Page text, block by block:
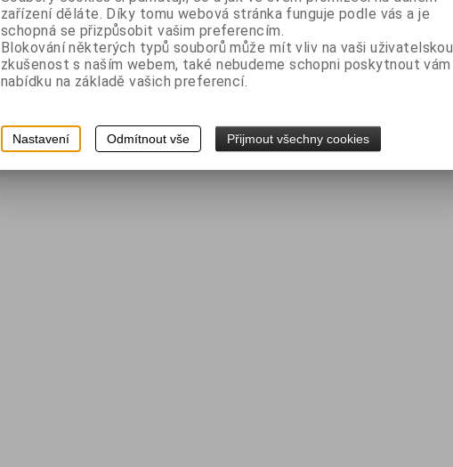
bez DPH:22,50 Kč
s DPH:27,50 Kč
Koupit
m
zařízení děláte. Díky tomu webová stránka funguje podle vás a je
schopná se přizpůsobit vašim preferencím.
Blokování některých typů souborů může mít vliv na vaši uživatelskou
zkušenost s naším webem, také nebudeme schopni poskytnout vám
nabídku na základě vašich preferencí.
Nastavení Odmítnout vše Přijmout všechny cookies